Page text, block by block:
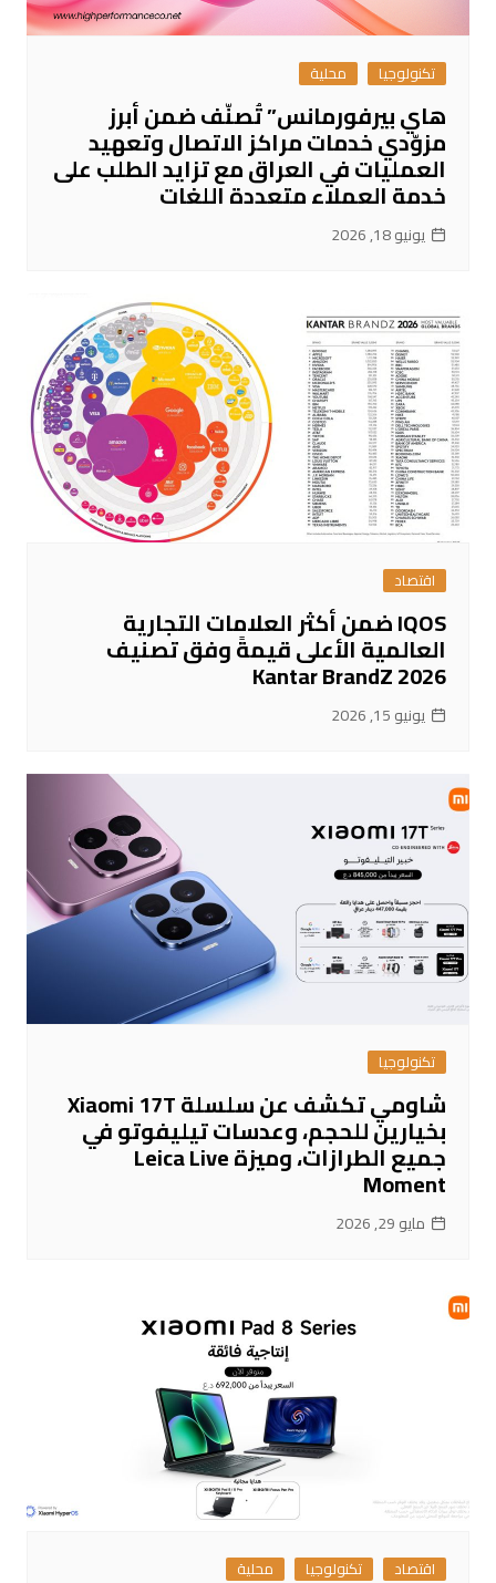
تكنولوجيا محلية
هاي بيرفورمانس” تُصنّف ضمن أبرز
مزوّدي خدمات مراكز الاتصال وتعهيد
العمليات في العراق مع تزايد الطلب على
خدمة العملاء متعددة اللغات
يونيو 18, 2026
اقتصاد
IQOS ضمن أكثر العلامات التجارية
العالمية الأعلى قيمةً وفق تصنيف
Kantar BrandZ 2026
يونيو 15, 2026
تكنولوجيا
شاومي تكشف عن سلسلة Xiaomi 17T
بخيارين للحجم، وعدسات تيليفوتو في
جميع الطرازات، وميزة Leica Live
Moment
مايو 29, 2026
اقتصاد تكنولوجيا محلية